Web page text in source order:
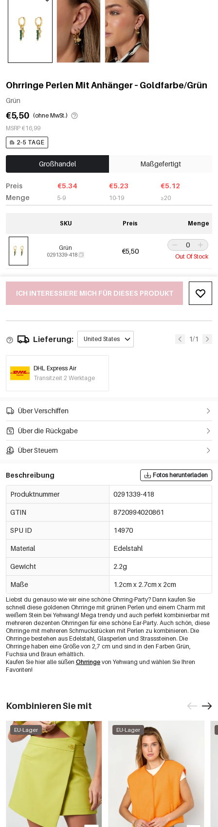
Ohrringe Perlen Mit Anhänger – Goldfarbe/Grün
Grün
€5,50 (ohne MwSt.)
MSRP €16,99
2-5 TAGE
Großhandel Maßgefertigt
Preis
Menge
€5.34
5-9
€5.23
10-19
€5.12
≥20
SKU Preis Menge
Grün
0291339-418 €5,50
Out Of Stock
ICH INTERESSIERE MICH FÜR DIESES PRODUKT
Lieferung: United States 1/1
DHL Express Air
Transitzeit 2 Werktage
Über Verschiffen
Über die Rückgabe
Über Steuern
Beschreibung Fotos herunterladen
Produktnummer 0291339-418
GTIN 8720994020861
SPU ID 14970
Material Edelstahl
Gewicht 2.2g
Maße 1.2cm x 2.7cm x 2cm
Liebst du genauso wie wir eine schöne Ohrring-Party? Dann kaufen Sie
schnell diese goldenen Ohrringe mit grünen Perlen und einem Charm mit
weißem Stein bei Yehwang! Mega trendy und auch perfekt kombinierbar mit
mehreren dezenten Ohrringen für eine schöne Ear-Party. Auch schön, diese
Ohrringe mit mehreren Schmuckstücken mit Perlen zu kombinieren. Die
Ohrringe bestehen aus Edelstahl, Glasperlen und Strasssteinen. Die
Ohrringe haben eine Größe von 2,7 cm und sind in den Farben Grün,
Fuchsia und Braun erhältlich.
Kaufen Sie hier alle süßen Ohrringe von Yehwang und wählen Sie Ihren
Favoriten!
Kombinieren Sie mit
EU-Lager EU-Lager